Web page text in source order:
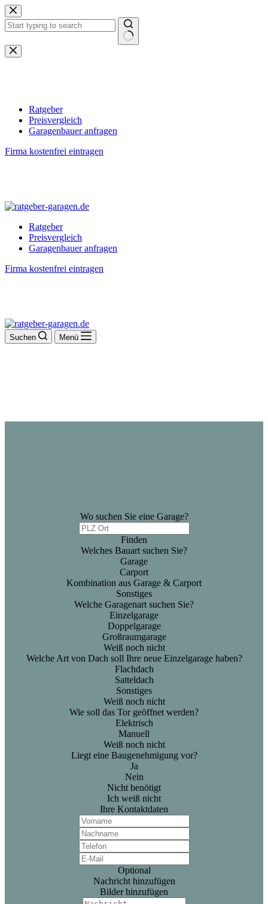
Zum
Inhalt
springen
Keine
Ergebnisse
Ratgeber
Preisvergleich
Garagenbauer anfragen
Firma kostenfrei eintragen
Ratgeber
Preisvergleich
Garagenbauer anfragen
Firma kostenfrei eintragen
Suchen Menü
Wo suchen Sie eine Garage?
Finden
Welches Bauart suchen Sie?
Garage
Carport
Kombination aus Garage & Carport
Sonstiges
Welche Garagenart suchen Sie?
Einzelgarage
Doppelgarage
Großraumgarage
Weiß noch nicht
Welche Art von Dach soll Ihre neue Einzelgarage haben?
Flachdach
Satteldach
Sonstiges
Weiß noch nicht
Wie soll das Tor geöffnet werden?
Elektrisch
Manuell
Weiß noch nicht
Liegt eine Baugenehmigung vor?
Ja
Nein
Nicht benötigt
Ich weiß nicht
Ihre Kontaktdaten
Optional
Nachricht hinzufügen
Bilder hinzufügen